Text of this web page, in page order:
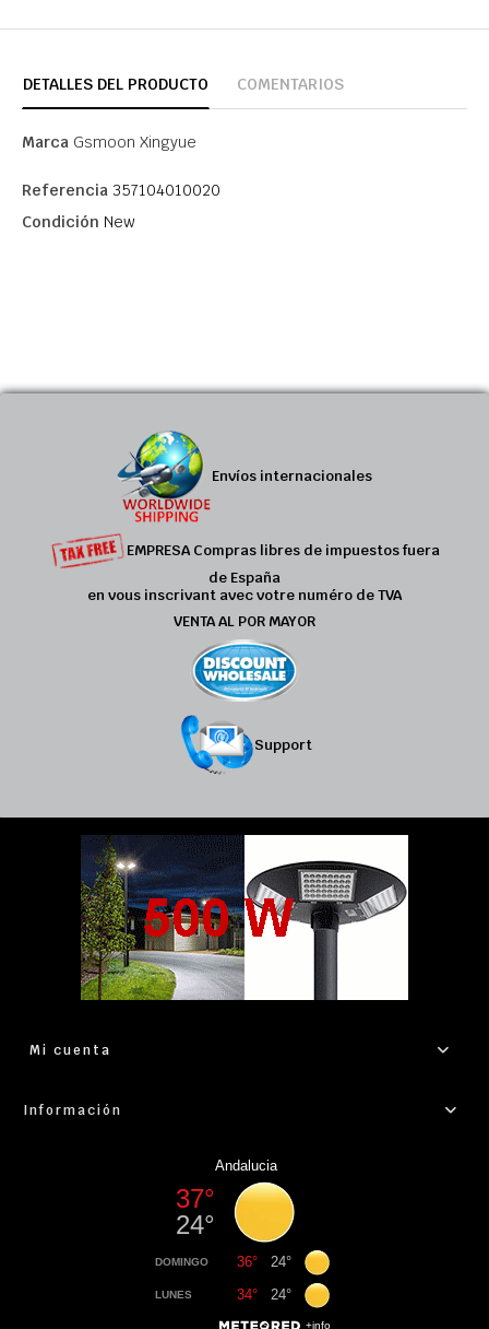
DETALLES DEL PRODUCTO COMENTARIOS
Marca Gsmoon Xingyue
Referencia 357104010020
Condición New
Envíos internacionales
EMPRESA Compras libres de impuestos fuera
de España
en vous inscrivant avec votre numéro de TVA
VENTA AL POR MAYOR
Support
Mi cuenta
Información